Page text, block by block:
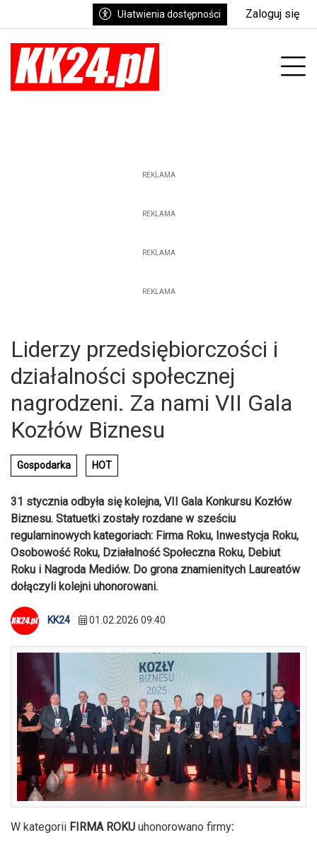
Ułatwienia dostępności Zaloguj się
REKLAMA
REKLAMA
REKLAMA
REKLAMA
Liderzy przedsiębiorczości i
działalności społecznej
nagrodzeni. Za nami VII Gala
Kozłów Biznesu
Gospodarka HOT
31 stycznia odbyła się kolejna, VII Gala Konkursu Kozłów
Biznesu. Statuetki zostały rozdane w sześciu
regulaminowych kategoriach: Firma Roku, Inwestycja Roku,
Osobowość Roku, Działalność Społeczna Roku, Debiut
Roku i Nagroda Mediów. Do grona znamienitych Laureatów
dołączyli kolejni uhonorowani.
KK24 01.02.2026 09:40
W kategorii FIRMA ROKU uhonorowano firmy: